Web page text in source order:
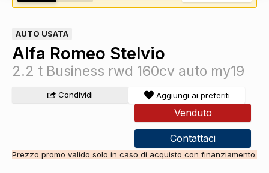
AUTO USATA
Alfa Romeo Stelvio
2.2 t Business rwd 160cv auto my19
Condividi Aggiungi ai preferiti
Venduto
Contattaci
Prezzo promo valido solo in caso di acquisto con finanziamento.